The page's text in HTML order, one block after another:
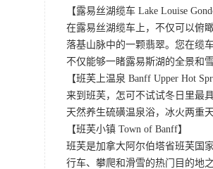
【露易丝湖缆车 Lake Louise
在露易丝湖缆车上，不仅可以俯
落基山脉中的一颗翡翠。您在缆
不仅能够一睹露易斯湖的全景和
【班芙上温泉 Banff Upper Hot
来到班芙，怎可不试试冬日里最
天然养生硫磺温泉浴，冰火两重
【班芙小镇 Town of Banff】
班芙是加拿大阿尔伯塔省班芙国
行车、攀爬和滑雪的热门目的地